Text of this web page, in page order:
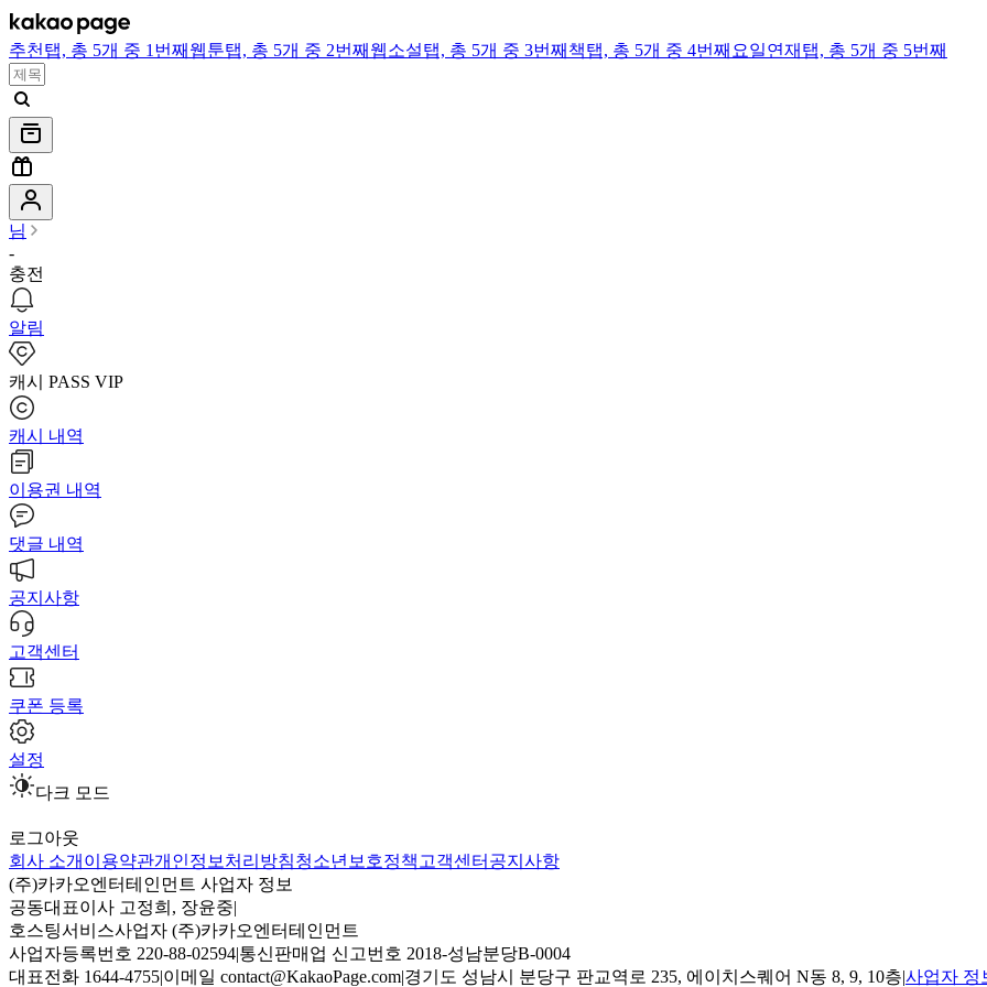
추천 탭, 총 5개 중 1번째 웹툰탭, 총 5개 중 2번째 웹소설탭, 총 5개 중 3번째 책탭, 총 5개 중 4번째 요일연재 탭, 총 5개 중 5번째
님
-
충전
알림
캐시 PASS VIP
캐시 내역
이용권 내역
댓글 내역
공지사항
고객센터
쿠폰 등록
설정
다크 모드
로그아웃
회사 소개 이용약관개인정보처리방침청소년보호정책 고객센터 공지사항
(주)카카오엔터테인먼트 사업자 정보
공동대표이사 고정희, 장윤중|
호스팅서비스사업자 (주)카카오엔터테인먼트
사업자등록번호 220-88-02594|통신판매업 신고번호 2018-성남분당B-0004
대표전화 1644-4755|이메일 contact@KakaoPage.com|경기도 성남시 분당구 판교역로 235, 에이치스퀘어 N동 8, 9, 10층|사업자 정